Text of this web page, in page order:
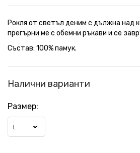
Рокля от светъл деним с дължна над
прегърни ме с обемни ръкави и се
Състав: 100% памук.
Налични варианти
Размер:
L